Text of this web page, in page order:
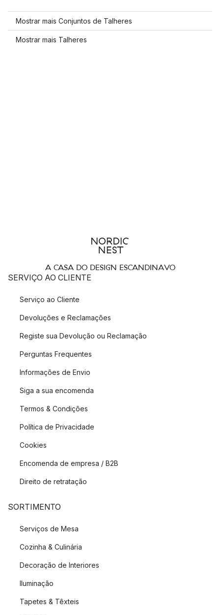
Mostrar mais Conjuntos de Talheres
Mostrar mais Talheres
A CASA DO DESIGN ESCANDINAVO
SERVIÇO AO CLIENTE
Serviço ao Cliente
Devoluções e Reclamações
Registe sua Devolução ou Reclamação
Perguntas Frequentes
Informações de Envio
Siga a sua encomenda
Termos & Condições
Política de Privacidade
Cookies
Encomenda de empresa / B2B
Direito de retratação
SORTIMENTO
Serviços de Mesa
Cozinha & Culinária
Decoração de Interiores
Iluminação
Tapetes & Têxteis